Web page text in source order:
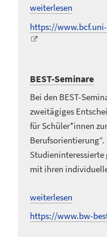
weiterlesen
https://
BEST-Seminare
Bei den BEST-
zweitägiges
für Schüler*innen
mit ihren
weiterlesen
https://www.bw-